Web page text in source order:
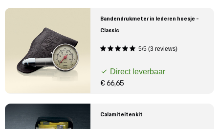
Bandendrukmeter in lederen hoesje -
Classic
5/5 (3 reviews)
Direct leverbaar
€ 66,65
Calamiteitenkit